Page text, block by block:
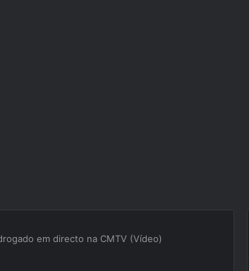
em directo na CMTV (Vídeo)